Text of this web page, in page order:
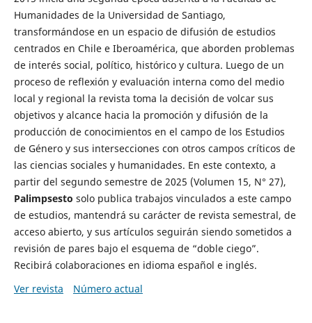
Humanidades de la Universidad de Santiago,
transformándose en un espacio de difusión de estudios
centrados en Chile e Iberoamérica, que aborden problemas
de interés social, político, histórico y cultura. Luego de un
proceso de reflexión y evaluación interna como del medio
local y regional la revista toma la decisión de volcar sus
objetivos y alcance hacia la promoción y difusión de la
producción de conocimientos en el campo de los Estudios
de Género y sus intersecciones con otros campos críticos de
las ciencias sociales y humanidades. En este contexto, a
partir del segundo semestre de 2025 (Volumen 15, N° 27),
Palimpsesto solo publica trabajos vinculados a este campo
de estudios, mantendrá su carácter de revista semestral, de
acceso abierto, y sus artículos seguirán siendo sometidos a
revisión de pares bajo el esquema de “doble ciego”.
Recibirá colaboraciones en idioma español e inglés.
Ver revista
Número actual